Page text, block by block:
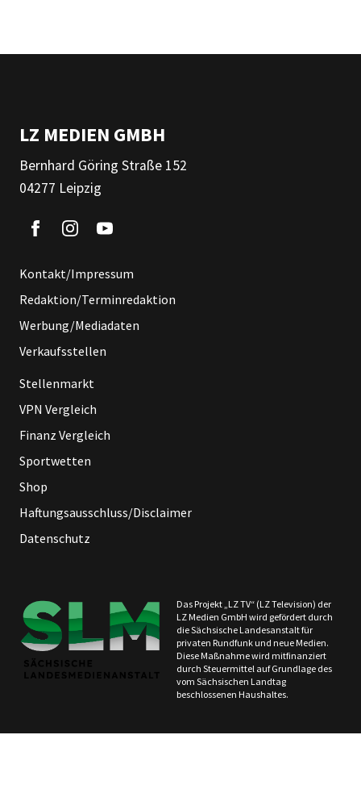
LZ MEDIEN GMBH
Bernhard Göring Straße 152
04277 Leipzig
Kontakt/Impressum
Redaktion/Terminredaktion
Werbung/Mediadaten
Verkaufsstellen
Stellenmarkt
VPN Vergleich
Finanz Vergleich
Sportwetten
Shop
Haftungsausschluss/Disclaimer
Datenschutz
Das Projekt „LZ TV“ (LZ Television) der
LZ Medien GmbH wird gefördert durch
die Sächsische Landesanstalt für
privaten Rundfunk und neue Medien.
Diese Maßnahme wird mitfinanziert
durch Steuermittel auf Grundlage des
vom Sächsischen Landtag
beschlossenen Haushaltes.